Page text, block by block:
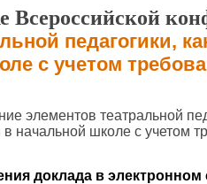
Всероссийской
педагогики,
с учетом
элементов театральной
в начальной школе с
доклада в